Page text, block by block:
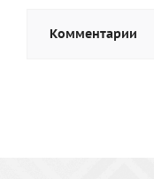
Комментарии